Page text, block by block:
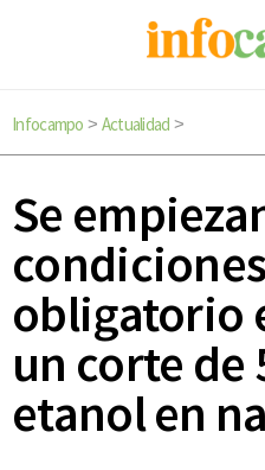
Infocampo > Actualidad >
Se
obligatorio
un corte de
etanol en